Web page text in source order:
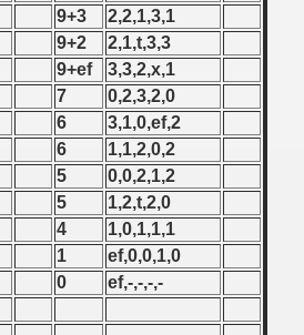
9+3
2,2,1,3,1
9+2
2,1,t,3,3
9+ef
3,3,2,x,1
7
0,2,3,2,0
6
3,1,0,ef,2
6
1,1,2,0,2
5
0,0,2,1,2
5
1,2,t,2,0
4
1,0,1,1,1
1
ef,0,0,1,0
0 ef,-,-,-,-